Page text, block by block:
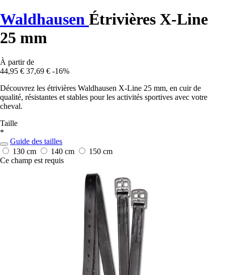
Waldhausen Étrivières X-Line
25 mm
À partir de
44,95 € 37,69 € -16%
Découvrez les étrivières Waldhausen X-Line 25 mm, en cuir de
qualité, résistantes et stables pour les activités sportives avec votre
cheval.
Taille
*
Guide des tailles
130 cm
140 cm
150 cm
Ce champ est requis